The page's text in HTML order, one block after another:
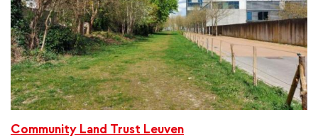
Community Land Trust Leuven